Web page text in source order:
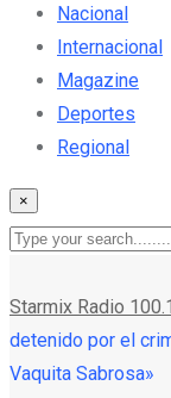
Nacional
Internacional
Magazine
Deportes
Regional
×
Starmix Radio
detenido por el
Vaquita Sabrosa»